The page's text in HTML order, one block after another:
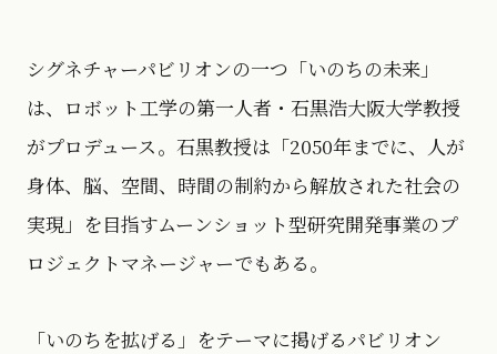
シグネチャーパビリオンの一つ「いのちの未来」
は、ロボット工学の第一人者・石黒浩大阪大学教授
がプロデュース。石黒教授は「2050年までに、人が
身体、脳、空間、時間の制約から解放された社会の
実現」を目指すムーンショット型研究開発事業のプ
ロジェクトマネージャーでもある。
「いのちを拡げる」をテーマに掲げるパビリオン